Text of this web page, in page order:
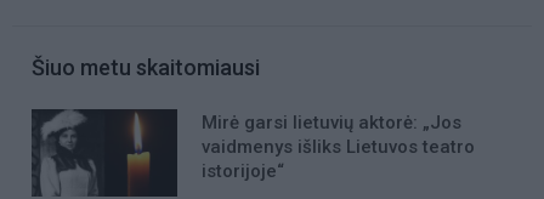
Šiuo metu skaitomiausi
Mirė garsi lietuvių aktorė: „Jos
vaidmenys išliks Lietuvos teatro
istorijoje“